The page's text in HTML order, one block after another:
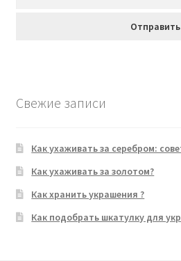
Свежие записи
Как ухаживать за серебром:
Как ухаживать за золотом?
Как хранить украшения ?
Как подобрать шкатулку для